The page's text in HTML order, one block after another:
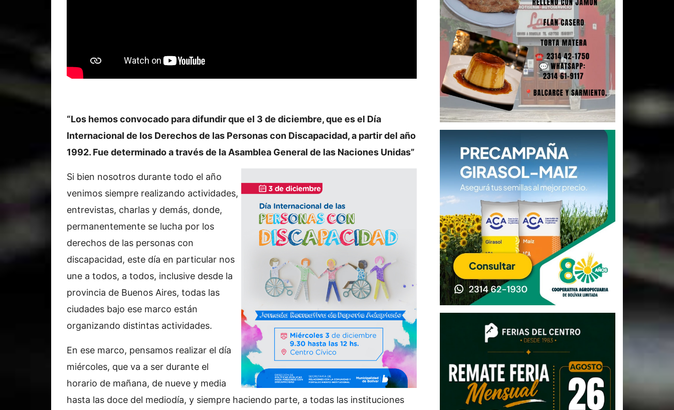
“Los hemos convocado para difundir que el 3 de diciembre, que es el Día
Internacional de los Derechos de las Personas con Discapacidad, a partir del año
1992. Fue determinado a través de la Asamblea General de las Naciones Unidas”
Si bien nosotros durante todo el año
venimos siempre realizando actividades,
entrevistas, charlas y demás, donde,
permanentemente se lucha por los
derechos de las personas con
discapacidad, este día en particular nos
une a todos, a todos, inclusive desde la
provincia de Buenos Aires, todas las
ciudades bajo ese marco están
organizando distintas actividades.
En ese marco, pensamos realizar el día
miércoles, que va a ser durante el
horario de mañana, de nueve y media
hasta las doce del mediodía, y siempre haciendo parte, a todas las instituciones